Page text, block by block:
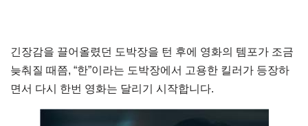
긴장감을 끌어올렸던 도박장을 턴 후에 영화의 템포가 조금
늦춰질 때쯤, “한”이라는 도박장에서 고용한 킬러가 등장하
면서 다시 한번 영화는 달리기 시작합니다.